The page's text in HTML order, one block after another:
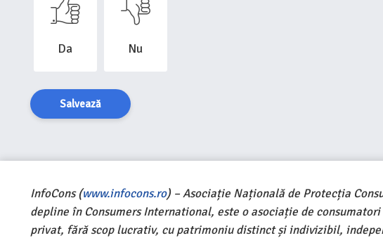
Da Nu
Salvează
InfoCons (www.infocons.ro) – Asociație Națională de Protecția
depline în Consumers International, este o asociație de
privat, fără scop lucrativ, cu patrimoniu distinct și indivizibil,